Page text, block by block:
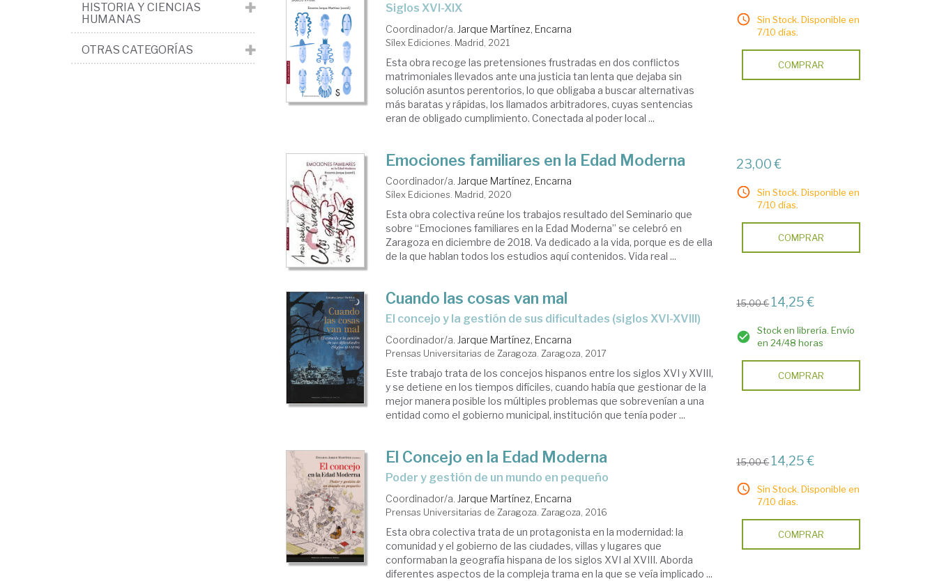
siglos XVI-XIX
Coordinador/a. Jarque Martínez, Encarna
Sílex Ediciones. Madrid, 2021
Esta obra recoge las pretensiones frustradas en dos conflictos
matrimoniales llevados ante una justicia tan lenta que dejaba sin
solución asuntos perentorios, lo que obligaba a buscar alternativas
más baratas y rápidas, los llamados arbitradores, cuyas sentencias
eran de obligado cumplimiento. Conectada al poder local ...
Sin Stock. Disponible en
7/10 días.
COMPRAR
Emociones familiares en la Edad Moderna
Coordinador/a. Jarque Martínez, Encarna
Sílex Ediciones. Madrid, 2020
Esta obra colectiva reúne los trabajos resultado del Seminario que
sobre “Emociones familiares en la Edad Moderna” se celebró en
Zaragoza en diciembre de 2018. Va dedicado a la vida, porque es de ella
de la que hablan todos los estudios aquí contenidos. Vida real ...
23,00 €
Sin Stock. Disponible en
7/10 días.
COMPRAR
Cuando las cosas van mal
el concejo y la gestión de sus dificultades (siglos XVI-XVIII)
Coordinador/a. Jarque Martínez, Encarna
Prensas Universitarias de Zaragoza. Zaragoza, 2017
Este trabajo trata de los concejos hispanos entre los siglos XVI y XVIII,
y se detiene en los tiempos difíciles, cuando había que gestionar de la
mejor manera posible los múltiples problemas que sobrevenían a una
entidad como el gobierno municipal, institución que tenía poder ...
15,00 € 14,25 €
Stock en librería. Envío
en 24/48 horas
COMPRAR
El Concejo en la Edad Moderna
poder y gestión de un mundo en pequeño
Coordinador/a. Jarque Martínez, Encarna
Prensas Universitarias de Zaragoza. Zaragoza, 2016
Esta obra colectiva trata de un protagonista en la modernidad: la
comunidad y el gobierno de las ciudades, villas y lugares que
conformaban la geografía hispana de los siglos XVI al XVIII. Aborda
diferentes aspectos de la compleja trama en la que se veía implicado ...
15,00 € 14,25 €
Sin Stock. Disponible en
7/10 días.
COMPRAR
HISTORIA Y CIENCIAS
HUMANAS
OTRAS CATEGORÍAS